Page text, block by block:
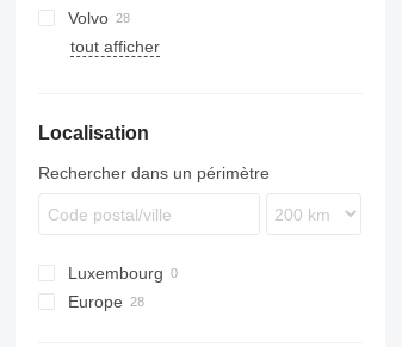
XF 106
XF 450
Proway
TGM
TGS
Actros
Antos
Axor
Midliner
Premium
L-series
P-series
Volvo
B-series
FM
tout afficher
Localisation
Rechercher dans un périmètre
Luxembourg
Europe